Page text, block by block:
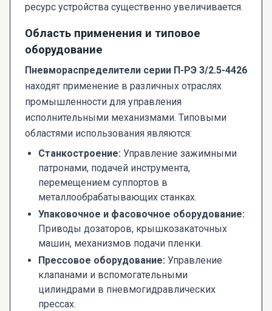
ресурс устройства существенно увеличивается.
Область применения и типовое
оборудование
Пневмораспределители серии П-РЭ 3/2.5-4426
находят применение в различных отраслях
промышленности для управления
исполнительными механизмами. Типовыми
областями использования являются:
Станкостроение: Управление зажимными
патронами, подачей инструмента,
перемещением суппортов в
металлообрабатывающих станках.
Упаковочное и фасовочное оборудование:
Приводы дозаторов, крышкозакаточных
машин, механизмов подачи пленки.
Прессовое оборудование: Управление
клапанами и вспомогательными
цилиндрами в пневмогидравлических
прессах.